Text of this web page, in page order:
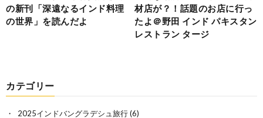
の新刊「深遠なるインド料理
の世界」を読んだよ
材店が？！話題のお店に行っ
たよ＠野田 インド パキスタン
レストラン タージ
カテゴリー
2025インドバングラデシュ旅行(6)